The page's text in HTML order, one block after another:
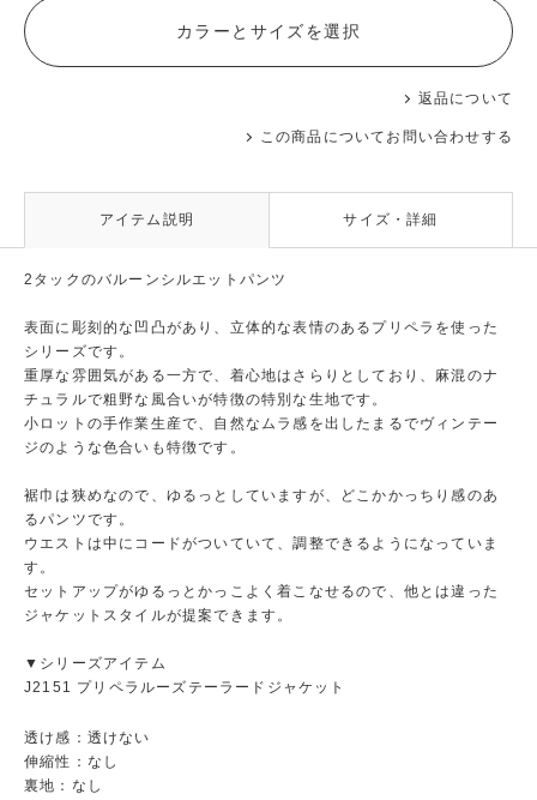
返品について
この商品についてお問い合わせする
カラーとサイズを選択
アイテム説明 サイズ・詳細
2タックのバルーンシルエットパンツ
表面に彫刻的な凹凸があり、立体的な表情のあるプリペラを使った
シリーズです。
重厚な雰囲気がある一方で、着心地はさらりとしており、麻混のナ
チュラルで粗野な風合いが特徴の特別な生地です。
小ロットの手作業生産で、自然なムラ感を出したまるでヴィンテー
ジのような色合いも特徴です。
裾巾は狭めなので、ゆるっとしていますが、どこかかっちり感のあ
るパンツです。
ウエストは中にコードがついていて、調整できるようになっていま
す。
セットアップがゆるっとかっこよく着こなせるので、他とは違った
ジャケットスタイルが提案できます。
▼シリーズアイテム
J2151 プリペラルーズテーラードジャケット
透け感：透けない
伸縮性：なし
裏地：なし